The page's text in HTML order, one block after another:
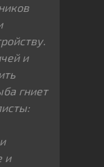
и
гниет
и